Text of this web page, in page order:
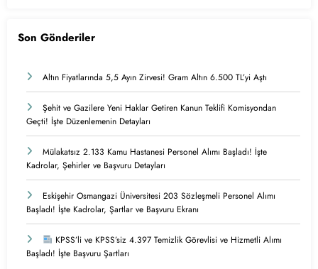
Son Gönderiler
Altın Fiyatlarında 5,5 Ayın Zirvesi! Gram Altın 6.500 TL’yi Aştı
Şehit ve Gazilere Yeni Haklar Getiren Kanun Teklifi Komisyondan
Geçti! İşte Düzenlemenin Detayları
Mülakatsız 2.133 Kamu Hastanesi Personel Alımı Başladı! İşte
Kadrolar, Şehirler ve Başvuru Detayları
Eskişehir Osmangazi Üniversitesi 203 Sözleşmeli Personel Alımı
Başladı! İşte Kadrolar, Şartlar ve Başvuru Ekranı
KPSS’li ve KPSS’siz 4.397 Temizlik Görevlisi ve Hizmetli Alımı
Başladı! İşte Başvuru Şartları